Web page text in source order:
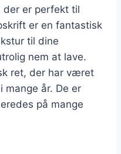
er perfekt til
er en fantastisk
til dine
nem at lave.
ret, der har været
mange år. De er
på mange